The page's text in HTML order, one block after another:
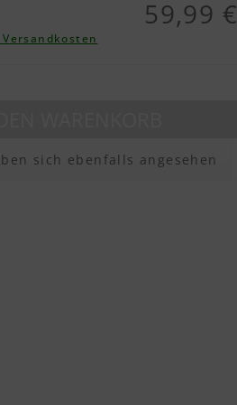
59,99 €
sich ebenfalls angesehen